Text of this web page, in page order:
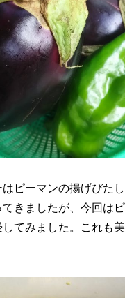
ピーマンの揚げびた
きましたが、今回は
てみました。これも